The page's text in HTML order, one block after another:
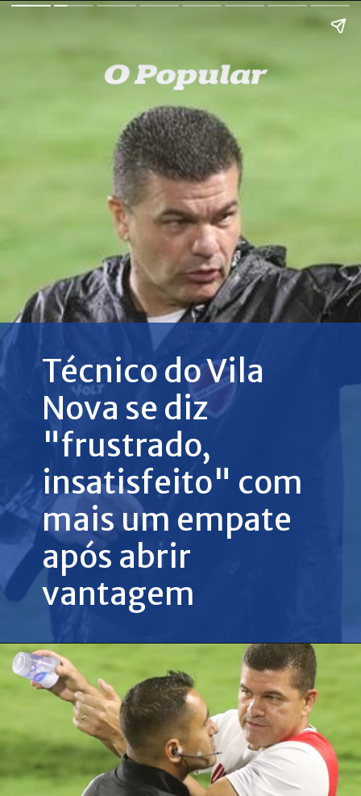
Técnico do Vila
Nova se diz
"frustrado,
insatisfeito" com
mais um empate
após abrir
vantagem